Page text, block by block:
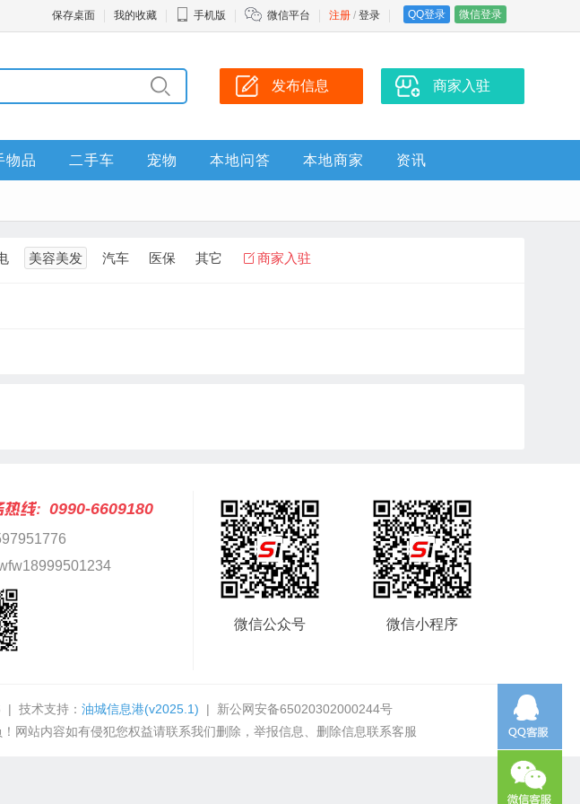
注册 / 登录 QQ登录 微信登录
保存桌面 我的收藏 手机版 微信平台
发布信息 商家入驻
物品 二手车 宠物 本地问答 本地商家 资讯
美容美发 汽车 医保 其它 商家入驻
0990-6609180
微信公众号 微信小程序
| 技术支持： 油城信息港(v2025.1) | 新公网安备65020302000244号
网站内容如有侵犯您权益请联系我们删除，举报信息、删除信息联系客服